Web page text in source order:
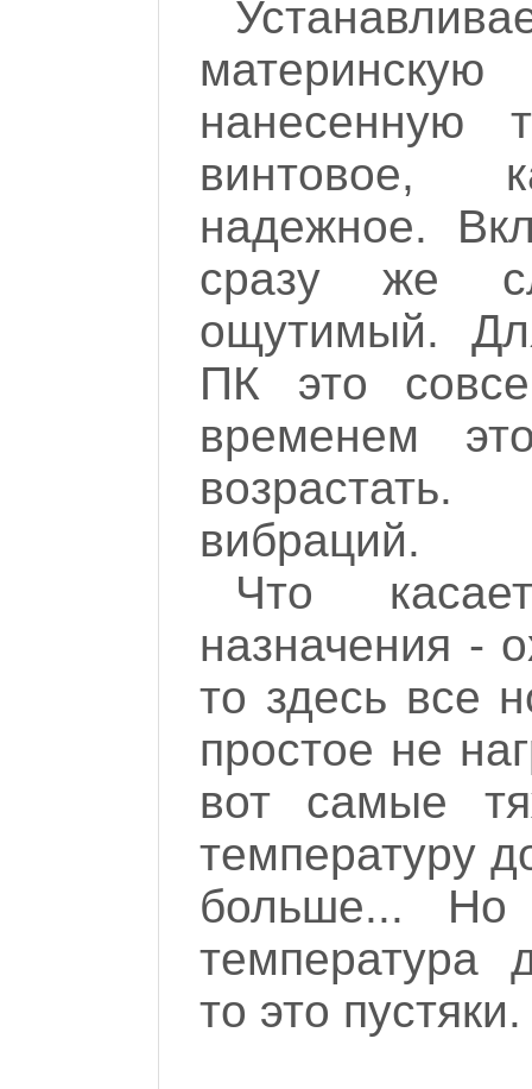
материнскую
нанесенную
винтовое,
надежное.
сразу же
ощутимый.
ПК это
временем
вибраций.
Что
назначения -
то здесь все
простое не
вот самые
температуру
больше... Но
температура
то это пустяки.